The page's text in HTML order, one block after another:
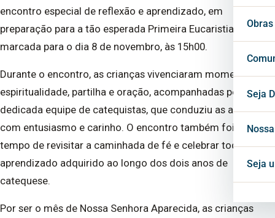
Blog
Seja
Seja
encontro especial de reflexão e aprendizado, em
preparação para a tão esperada Primeira Eucaristia,
marcada para o dia 8 de novembro, às 15h00.
Durante o encontro, as crianças vivenciaram momentos de
espiritualidade, partilha e oração, acompanhadas pela
dedicada equipe de catequistas, que conduziu as atividades
com entusiasmo e carinho. O encontro também foi um
tempo de revisitar a caminhada de fé e celebrar todo o
aprendizado adquirido ao longo dos dois anos de
catequese.
Por ser o mês de Nossa Senhora Aparecida, as crianças